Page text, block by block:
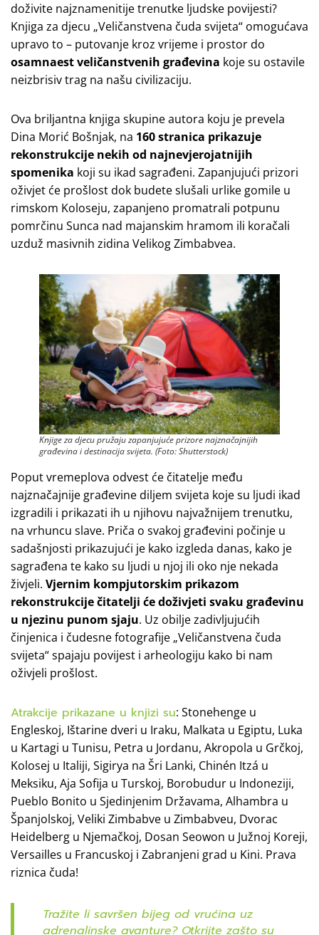
doživite najznamenitije trenutke ljudske povijesti?
Knjiga za djecu „Veličanstvena čuda svijeta“ omogućava
upravo to – putovanje kroz vrijeme i prostor do
osamnaest veličanstvenih građevina koje su ostavile
neizbrisiv trag na našu civilizaciju.
Ova briljantna knjiga skupine autora koju je prevela
Dina Morić Bošnjak, na 160 stranica prikazuje
rekonstrukcije nekih od najnevjerojatnijih
spomenika koji su ikad sagrađeni. Zapanjujući prizori
oživjet će prošlost dok budete slušali urlike gomile u
rimskom Koloseju, zapanjeno promatrali potpunu
pomrčinu Sunca nad majanskim hramom ili koračali
uzduž masivnih zidina Velikog Zimbabvea.
Knjige za djecu pružaju zapanjujuće prizore najznačajnijih
građevina i destinacija svijeta. (Foto: Shutterstock)
Poput vremeplova odvest će čitatelje među
najznačajnije građevine diljem svijeta koje su ljudi ikad
izgradili i prikazati ih u njihovu najvažnijem trenutku,
na vrhuncu slave. Priča o svakoj građevini počinje u
sadašnjosti prikazujući je kako izgleda danas, kako je
sagrađena te kako su ljudi u njoj ili oko nje nekada
živjeli. Vjernim kompjutorskim prikazom
rekonstrukcije čitatelji će doživjeti svaku građevinu
u njezinu punom sjaju. Uz obilje zadivljujućih
činjenica i čudesne fotografije „Veličanstvena čuda
svijeta“ spajaju povijest i arheologiju kako bi nam
oživjeli prošlost.
Atrakcije prikazane u knjizi su: Stonehenge u
Engleskoj, Ištarine dveri u Iraku, Malkata u Egiptu, Luka
u Kartagi u Tunisu, Petra u Jordanu, Akropola u Grčkoj,
Kolosej u Italiji, Sigirya na Šri Lanki, Chinén Itzá u
Meksiku, Aja Sofija u Turskoj, Borobudur u Indoneziji,
Pueblo Bonito u Sjedinjenim Državama, Alhambra u
Španjolskoj, Veliki Zimbabve u Zimbabveu, Dvorac
Heidelberg u Njemačkoj, Dosan Seowon u Južnoj Koreji,
Versailles u Francuskoj i Zabranjeni grad u Kini. Prava
riznica čuda!
Tražite li savršen bijeg od vrućina uz
adrenalinske avanture? Otkrijte zašto su